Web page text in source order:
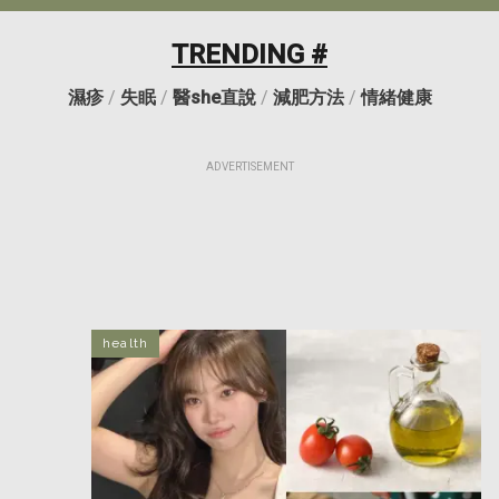
TRENDING #
濕疹/ 失眠/ 醫she直說/ 減肥方法/情緒健康
ADVERTISEMENT
health